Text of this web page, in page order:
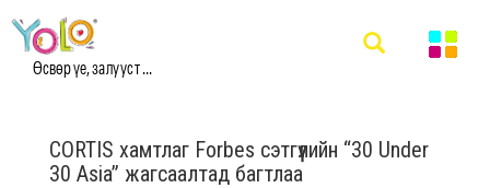
Өсвөр үе, залууст ...
CORTIS хамтлаг Forbes сэтгүүлийн “30 Under
30 Asia” жагсаалтад багтлаа